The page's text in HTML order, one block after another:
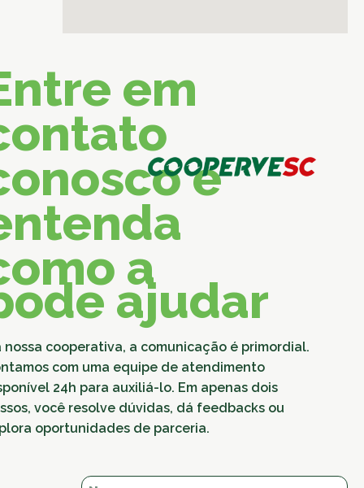
em
e
a
ajudar
nossa cooperativa, a comunicação é primordial.
com uma equipe de atendimento
24h para auxiliá-lo. Em apenas dois
você resolve dúvidas, dá feedbacks ou
oportunidades de parceria.